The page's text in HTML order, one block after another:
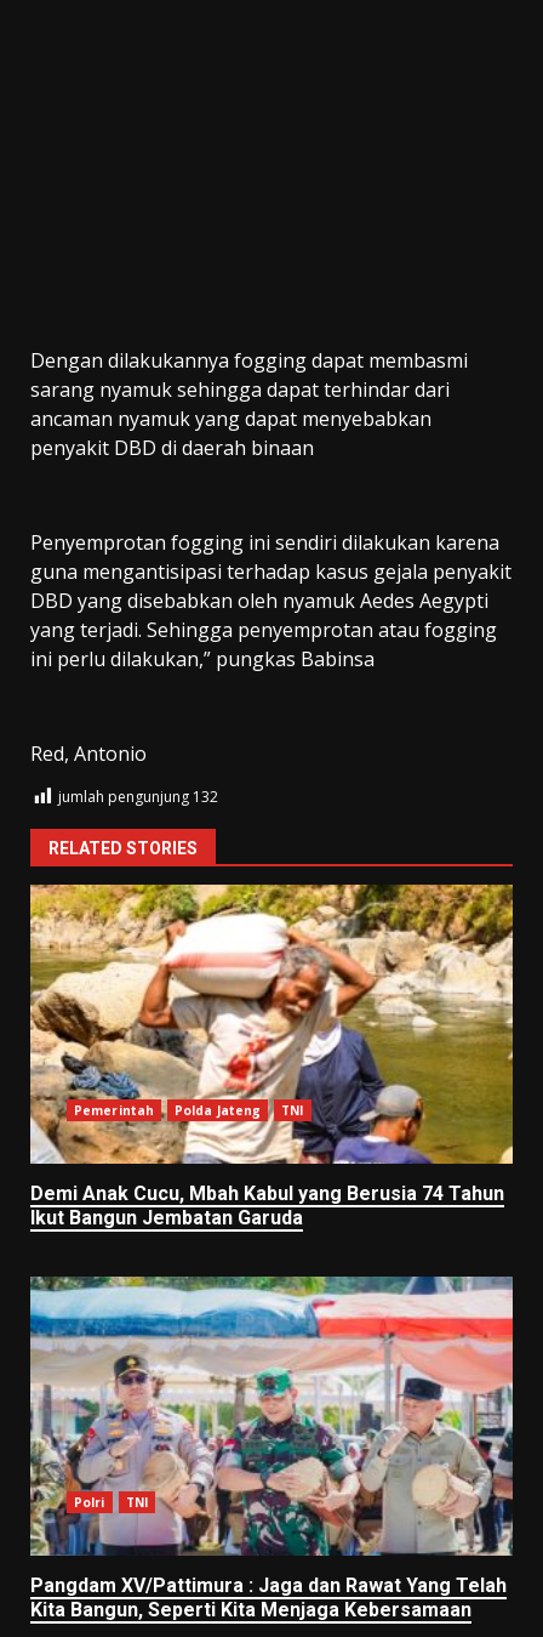
Dengan dilakukannya fogging dapat membasmi
sarang nyamuk sehingga dapat terhindar dari
ancaman nyamuk yang dapat menyebabkan
penyakit DBD di daerah binaan
Penyemprotan fogging ini sendiri dilakukan karena
guna mengantisipasi terhadap kasus gejala penyakit
DBD yang disebabkan oleh nyamuk Aedes Aegypti
yang terjadi. Sehingga penyemprotan atau fogging
ini perlu dilakukan,” pungkas Babinsa
Red, Antonio
jumlah pengunjung 132
RELATED STORIES
Pemerintah Polda Jateng TNI
Demi Anak Cucu, Mbah Kabul yang Berusia 74 Tahun
Ikut Bangun Jembatan Garuda
Polri TNI
Pangdam XV/Pattimura : Jaga dan Rawat Yang Telah
Kita Bangun, Seperti Kita Menjaga Kebersamaan